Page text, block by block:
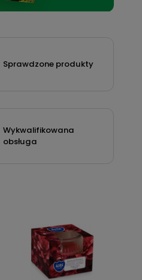
Sprawdzone produkty
Wykwalifikowana
obsługa